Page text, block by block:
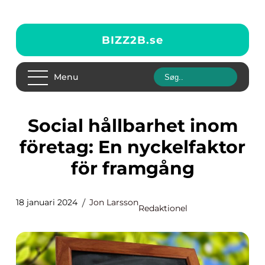
BIZZ2B.se
Menu
Social hållbarhet inom
företag: En nyckelfaktor
för framgång
18 januari 2024 Jon Larsson
Redaktionel